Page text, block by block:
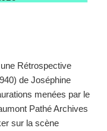
Rétrospective
de Joséphine
menées par le
Pathé Archives
sur la scène